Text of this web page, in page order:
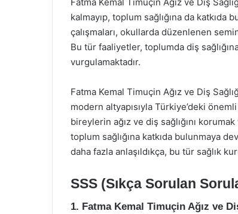
kalmayıp, toplum sağlığına da katkıda
çalışmaları, okullarda düzenlenen
Bu tür faaliyetler, toplumda diş
vurgulamaktadır.
Fatma Kemal Timuçin Ağız ve Diş
modern altyapısıyla Türkiye’deki
bireylerin ağız ve diş sağlığını
toplum sağlığına katkıda bulunmaya
daha fazla anlaşıldıkça, bu tür sağlık
SSS (Sıkça Sorulan
1. Fatma Kemal Timuçin Ağız ve